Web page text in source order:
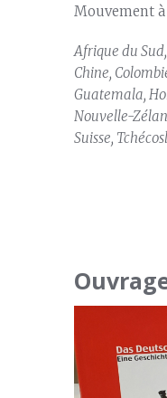
Mouvement
Afrique du
Chine,
Guatemala,
Nouvelle-
Suisse,